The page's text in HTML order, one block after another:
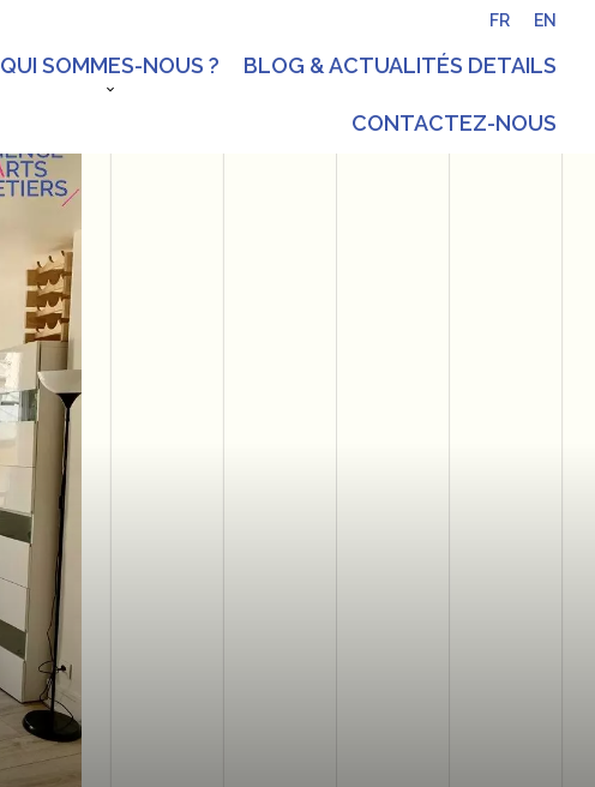
FR EN
QUI SOMMES-NOUS ? BLOG & ACTUALITÉS DETAILS
CONTACTEZ-NOUS